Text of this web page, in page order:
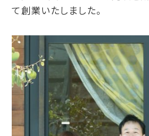
て創業いたしました。